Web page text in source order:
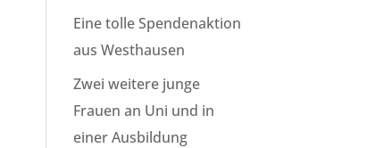
Eine tolle Spendenaktion
aus Westhausen
Zwei weitere junge
Frauen an Uni und in
einer Ausbildung